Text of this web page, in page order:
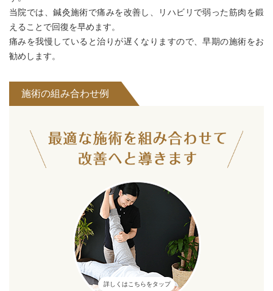
当院では、鍼灸施術で痛みを改善し、リハビリで弱った筋肉を鍛
えることで回復を早めます。
痛みを我慢していると治りが遅くなりますので、早期の施術をお
勧めします。
施術の組み合わせ例
詳しくはこちらをタップ